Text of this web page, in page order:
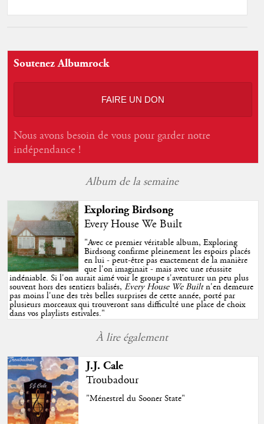
Soutenez Albumrock
FAIRE UN DON
Nous avons besoin de vous pour garder notre
indépendance !
Album de la semaine
Exploring Birdsong
Every House We Built
"Avec ce premier véritable album, Exploring
Birdsong confirme pleinement les espoirs placés
en lui - peut-être pas exactement de la manière
que l'on imaginait - mais avec une réussite
indéniable. Si l'on aurait aimé voir le groupe s'aventurer un peu plus
souvent hors des sentiers balisés,Every House We Builtn'en demeure
pas moins l'une des très belles surprises de cette année, porté par
plusieurs morceaux qui trouveront sans difficulté une place de choix
dans vos playlists estivales."
À lire également
J.J. Cale
Troubadour
"Ménestrel du Sooner State"